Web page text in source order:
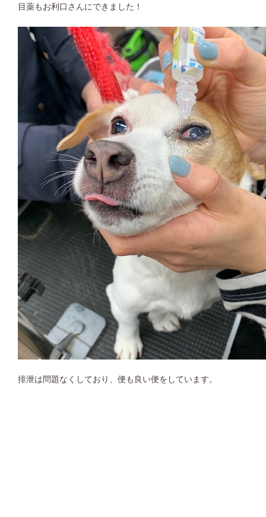
目薬もお利口さんにできました！
排泄は問題なくしており、便も良い便をしています。